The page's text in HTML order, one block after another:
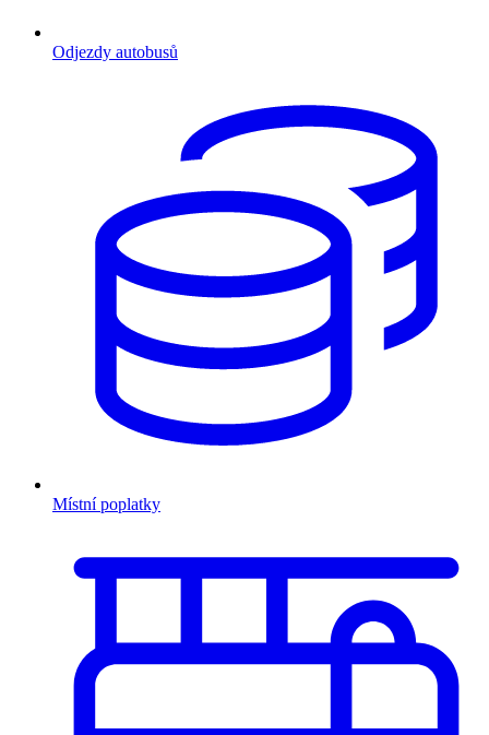
Odjezdy autobusů
Místní poplatky